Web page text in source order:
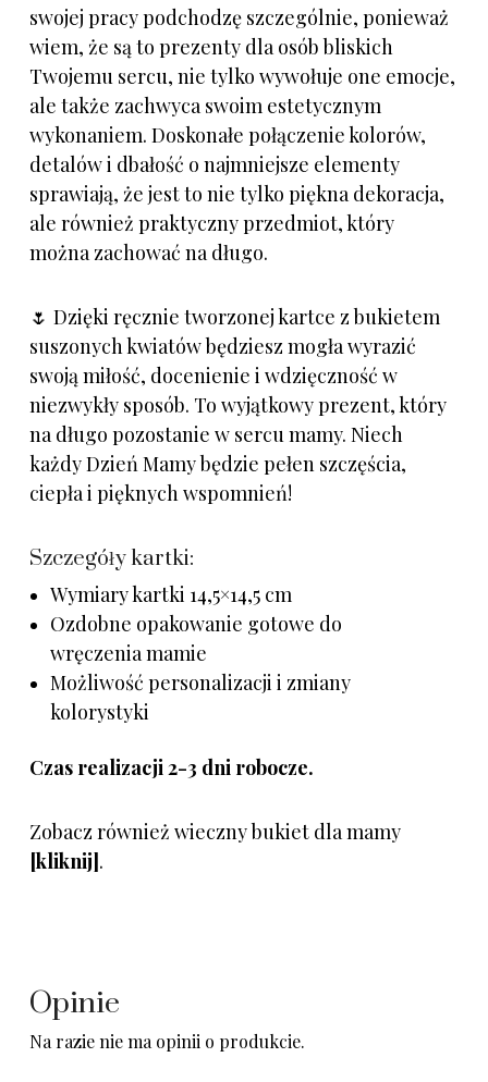
swojej pracy podchodzę szczególnie, ponieważ
wiem, że są to prezenty dla osób bliskich
Twojemu sercu, nie tylko wywołuje one emocje,
ale także zachwyca swoim estetycznym
wykonaniem. Doskonałe połączenie kolorów,
detalów i dbałość o najmniejsze elementy
sprawiają, że jest to nie tylko piękna dekoracja,
ale również praktyczny przedmiot, który
można zachować na długo.
🌷 Dzięki ręcznie tworzonej kartce z bukietem
suszonych kwiatów będziesz mogła wyrazić
swoją miłość, docenienie i wdzięczność w
niezwykły sposób. To wyjątkowy prezent, który
na długo pozostanie w sercu mamy. Niech
każdy Dzień Mamy będzie pełen szczęścia,
ciepła i pięknych wspomnień!
Szczegóły kartki:
Wymiary kartki 14,5×14,5 cm
Ozdobne opakowanie gotowe do
wręczenia mamie
Możliwość personalizacji i zmiany
kolorystyki
Czas realizacji 2-3 dni robocze.
Zobacz również wieczny bukiet dla mamy
[kliknij].
Opinie
Na razie nie ma opinii o produkcie.